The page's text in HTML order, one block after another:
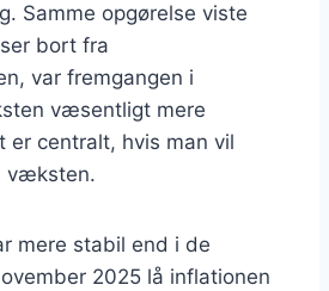
Samme opgørelse viste
bort fra
var fremgangen i
væsentligt mere
centralt, hvis man vil
væksten.
mere stabil end i de
2025 lå inflationen